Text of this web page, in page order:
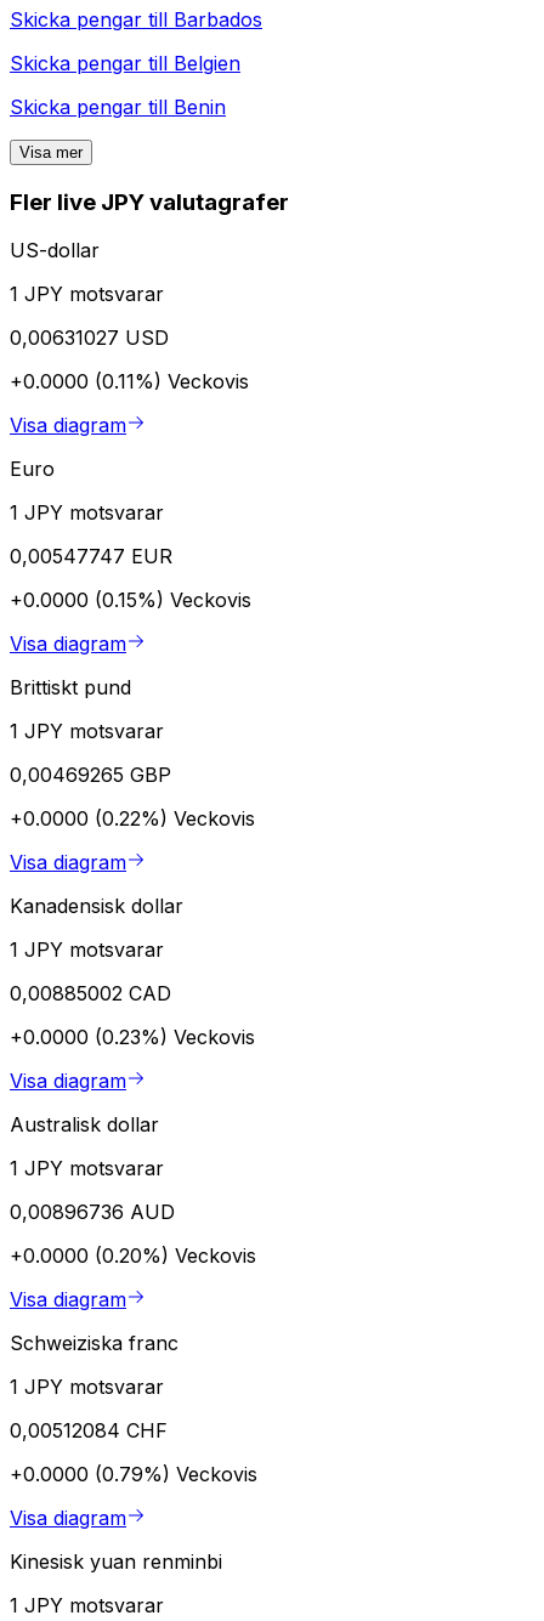
Skicka pengar till Barbados
Skicka pengar till Belgien
Skicka pengar till Benin
Visa mer
Fler live JPY valutagrafer
US-dollar
1 JPY motsvarar
0,00631027 USD
+0.0000 (0.11%) Veckovis
Visa diagram
Euro
1 JPY motsvarar
0,00547747 EUR
+0.0000 (0.15%) Veckovis
Visa diagram
Brittiskt pund
1 JPY motsvarar
0,00469265 GBP
+0.0000 (0.22%) Veckovis
Visa diagram
Kanadensisk dollar
1 JPY motsvarar
0,00885002 CAD
+0.0000 (0.23%) Veckovis
Visa diagram
Australisk dollar
1 JPY motsvarar
0,00896736 AUD
+0.0000 (0.20%) Veckovis
Visa diagram
Schweiziska franc
1 JPY motsvarar
0,00512084 CHF
+0.0000 (0.79%) Veckovis
Visa diagram
Kinesisk yuan renminbi
1 JPY motsvarar